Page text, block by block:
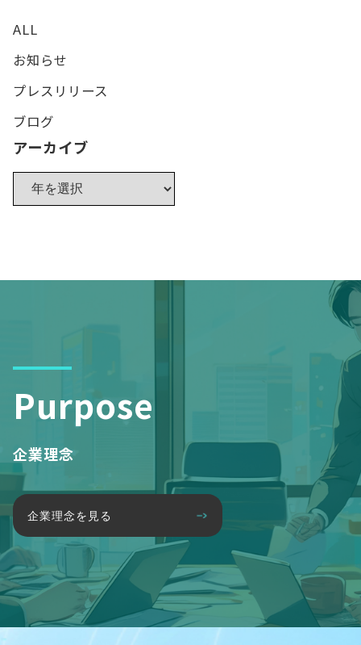
ALL
お知らせ
プレスリリース
ブログ
アーカイブ
Purpose
企業理念
企業理念を見る